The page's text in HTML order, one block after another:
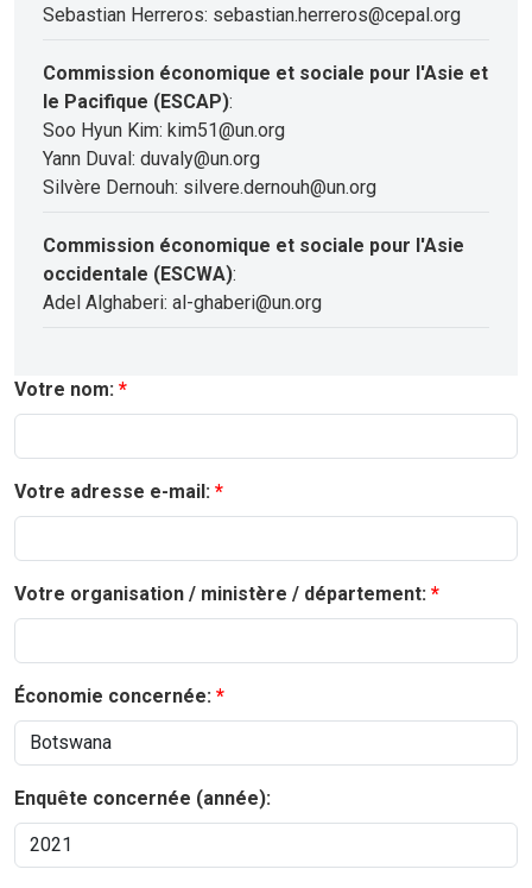
Sebastian Herreros: sebastian.herreros@cepal.org
Commission économique et sociale pour l'Asie et
le Pacifique (ESCAP):
Soo Hyun Kim: kim51@un.org
Yann Duval: duvaly@un.org
Silvère Dernouh: silvere.dernouh@un.org
Commission économique et sociale pour l'Asie
occidentale (ESCWA):
Adel Alghaberi: al-ghaberi@un.org
Votre nom:
Votre adresse e-mail:
Votre organisation / ministère / département:
Économie concernée:
Enquête concernée (année):